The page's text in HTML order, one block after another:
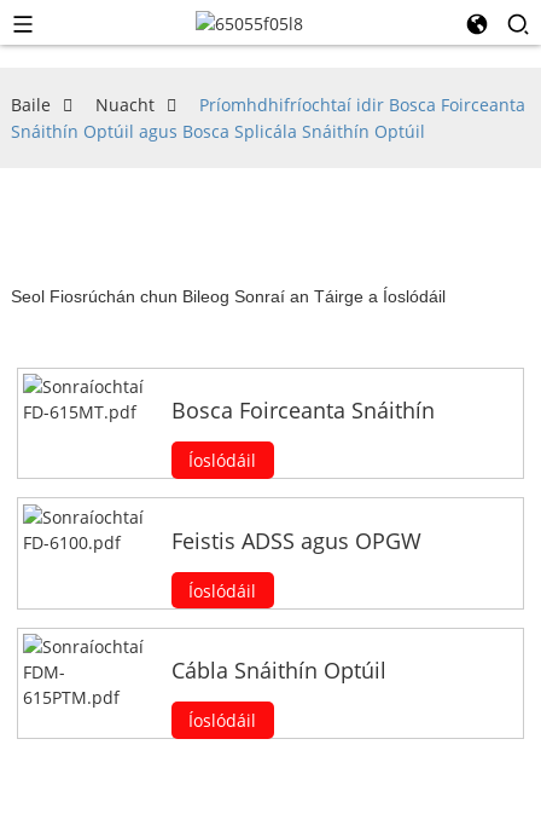
Baile Nuacht
Príomhdhifríochtaí idir Bosca Foirceanta
Snáithín Optúil agus Bosca Splicála Snáithín Optúil
Seol Fiosrúchán chun Bileog Sonraí an Táirge a Íoslódáil
Bosca Foirceanta Snáithín
Íoslódáil
Feistis ADSS agus OPGW
Íoslódáil
Cábla Snáithín Optúil
Íoslódáil